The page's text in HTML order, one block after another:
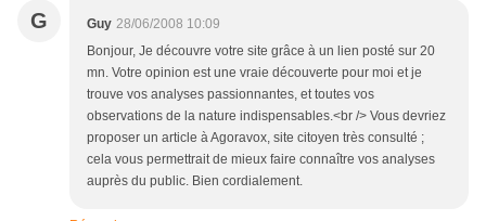
G Guy 28/06/2008 10:09
Bonjour, Je découvre votre site grâce à un lien posté sur 20
mn. Votre opinion est une vraie découverte pour moi et je
trouve vos analyses passionnantes, et toutes vos
observations de la nature indispensables.<br /> Vous devriez
proposer un article à Agoravox, site citoyen très consulté ;
cela vous permettrait de mieux faire connaître vos analyses
auprès du public. Bien cordialement.